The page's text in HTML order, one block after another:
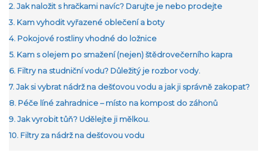
2. Jak naložit s hračkami navíc? Darujte je nebo prodejte
3. Kam vyhodit vyřazené oblečení a boty
4. Pokojové rostliny vhodné do ložnice
5. Kam s olejem po smažení (nejen) štědrovečerního kapra
6. Filtry na studniční vodu? Důležitý je rozbor vody.
7. Jak si vybrat nádrž na dešťovou vodu a jak ji správně zakopat?
8. Péče líné zahradnice – místo na kompost do záhonů
9. Jak vyrobit tůň? Udělejte ji mělkou.
10. Filtry za nádrž na dešťovou vodu